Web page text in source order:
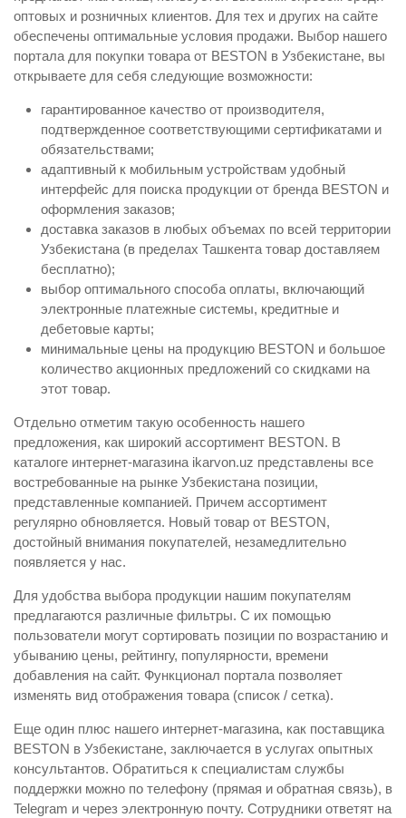
оптовых и розничных клиентов. Для тех и других на сайте
обеспечены оптимальные условия продажи. Выбор нашего
портала для покупки товара от BESTON в Узбекистане, вы
открываете для себя следующие возможности:
гарантированное качество от производителя,
подтвержденное соответствующими сертификатами и
обязательствами;
адаптивный к мобильным устройствам удобный
интерфейс для поиска продукции от бренда BESTON и
оформления заказов;
доставка заказов в любых объемах по всей территории
Узбекистана (в пределах Ташкента товар доставляем
бесплатно);
выбор оптимального способа оплаты, включающий
электронные платежные системы, кредитные и
дебетовые карты;
минимальные цены на продукцию BESTON и большое
количество акционных предложений со скидками на
этот товар.
Отдельно отметим такую особенность нашего
предложения, как широкий ассортимент BESTON. В
каталоге интернет-магазина ikarvon.uz представлены все
востребованные на рынке Узбекистана позиции,
представленные компанией. Причем ассортимент
регулярно обновляется. Новый товар от BESTON,
достойный внимания покупателей, незамедлительно
появляется у нас.
Для удобства выбора продукции нашим покупателям
предлагаются различные фильтры. С их помощью
пользователи могут сортировать позиции по возрастанию и
убыванию цены, рейтингу, популярности, времени
добавления на сайт. Функционал портала позволяет
изменять вид отображения товара (список / сетка).
Еще один плюс нашего интернет-магазина, как поставщика
BESTON в Узбекистане, заключается в услугах опытных
консультантов. Обратиться к специалистам службы
поддержки можно по телефону (прямая и обратная связь), в
Telegram и через электронную почту. Сотрудники ответят на